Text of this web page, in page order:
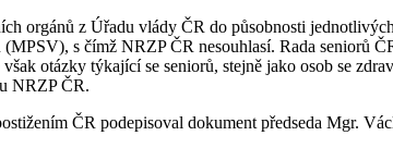
orgánů z Úřadu vlády ČR do působnosti
s čímž NRZP ČR nesouhlasí. Rada seniorů
otázky týkající se seniorů, stejně jako osob se
NRZP ČR.
ČR podepisoval dokument předseda Mgr.